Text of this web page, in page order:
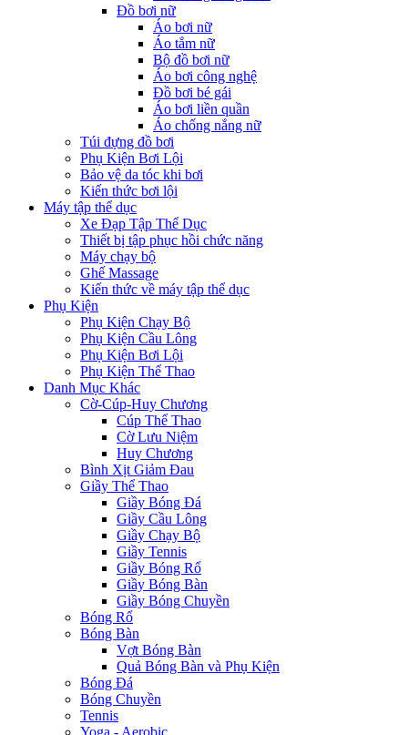
Đồ bơi nữ
Áo bơi nữ
Áo tắm nữ
Bộ đồ bơi nữ
Áo bơi công nghệ
Đồ bơi bé gái
Áo bơi liền quần
Áo chống nắng nữ
Túi đựng đồ bơi
Phụ Kiện Bơi Lội
Bảo vệ da tóc khi bơi
Kiến thức bơi lội
Máy tập thể dục
Xe Đạp Tập Thể Dục
Thiết bị tập phục hồi chức năng
Máy chạy bộ
Ghế Massage
Kiến thức về máy tập thể dục
Phụ Kiện
Phụ Kiện Chạy Bộ
Phụ Kiện Cầu Lông
Phụ Kiện Bơi Lội
Phụ Kiện Thể Thao
Danh Mục Khác
Cờ-Cúp-Huy Chương
Cúp Thể Thao
Cờ Lưu Niệm
Huy Chương
Bình Xịt Giảm Đau
Giầy Thể Thao
Giầy Bóng Đá
Giầy Cầu Lông
Giầy Chạy Bộ
Giầy Tennis
Giầy Bóng Rổ
Giầy Bóng Bàn
Giầy Bóng Chuyền
Bóng Rổ
Bóng Bàn
Vợt Bóng Bàn
Quả Bóng Bàn và Phụ Kiện
Bóng Đá
Bóng Chuyền
Tennis
Yoga - Aerobic